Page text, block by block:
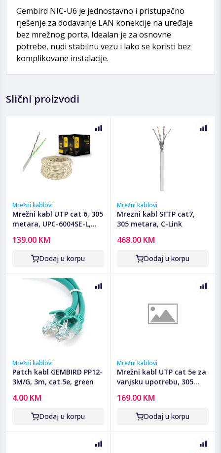
Gembird NIC-U6 je jednostavno i pristupačno
rješenje za dodavanje LAN konekcije na uređaje
bez mrežnog porta. Idealan je za osnovne
potrebe, nudi stabilnu vezu i lako se koristi bez
komplikovane instalacije.
Slični proizvodi
Mrežni kablovi
Mrežni kabl UTP cat 6, 305
metara, UPC-6004SE-L,
GEMBIRD
139.00 KM
Dodaj u korpu
Mrežni kablovi
Mrezni kabl SFTP cat7,
305 metara, C-Link
468.00 KM
Dodaj u korpu
Mrežni kablovi
Patch kabl GEMBIRD PP12-
3M/G, 3m, cat.5e, green
4.00 KM
Dodaj u korpu
Mrežni kablovi
Mrežni kabl UTP cat 5e za
vanjsku upotrebu, 305
169.00 KM
Dodaj u korpu